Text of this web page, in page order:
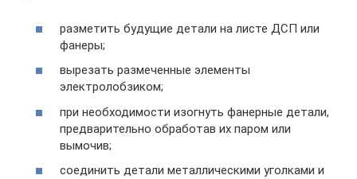
разметить будущие детали на листе ДСП или
фанеры;
вырезать размеченные элементы
электролобзиком;
при необходимости изогнуть фанерные детали,
предварительно обработав их паром или
вымочив;
соединить детали металлическими уголками и